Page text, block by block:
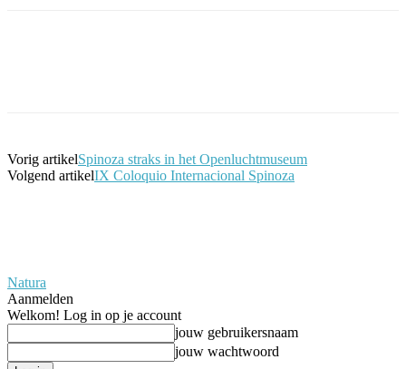
Vorig artikelSpinoza straks in het Openluchtmuseum
Volgend artikelIX Coloquio Internacional Spinoza
Natura
Aanmelden
Welkom! Log in op je account
jouw gebruikersnaam
jouw wachtwoord